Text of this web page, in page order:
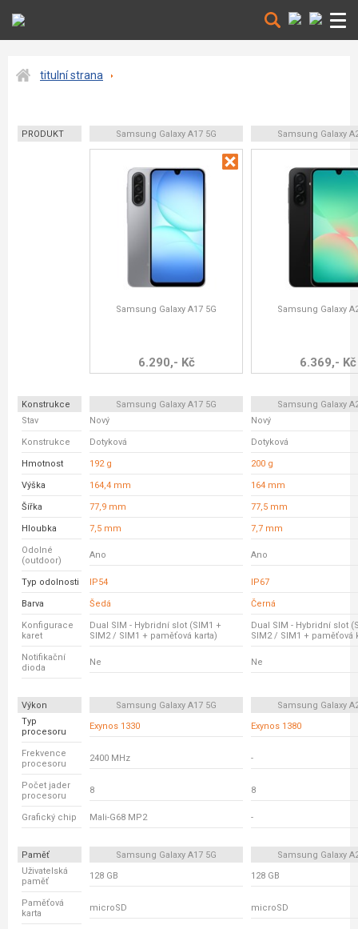
titulní strana
PRODUKT Samsung Galaxy A17 5G Samsung Galaxy
Samsung Galaxy A17 5G
6.290,- Kč
Samsung Galaxy
6.369,- Kč
Konstrukce Samsung Galaxy A17 5G
Samsung Galaxy
Stav
Nový Nový
Konstrukce Dotyková Dotyková
Hmotnost 192 g 200 g
Výška 164,4 mm 164 mm
Šířka 77,9 mm 77,5 mm
Hloubka 7,5 mm 7,7 mm
Odolné
(outdoor)
Ano Ano
Typ odolnosti IP54 IP67
Barva Šedá Černá
Konfigurace
karet
Dual SIM - Hybridní slot (SIM1 +
SIM2 / SIM1 + paměťová karta)
Dual SIM - Hybridní slot
SIM2 / SIM1 + paměťová
Notifikační
dioda
Ne Ne
Výkon Samsung Galaxy A17 5G
Samsung Galaxy
Typ
procesoru
Exynos 1330 Exynos 1380
Frekvence
procesoru
2400 MHz -
Počet jader
procesoru
8 8
Grafický chip Mali-G68 MP2 -
Paměť Samsung Galaxy A17 5G
Samsung Galaxy
Uživatelská
paměť
128 GB 128 GB
Paměťová
karta
microSD microSD